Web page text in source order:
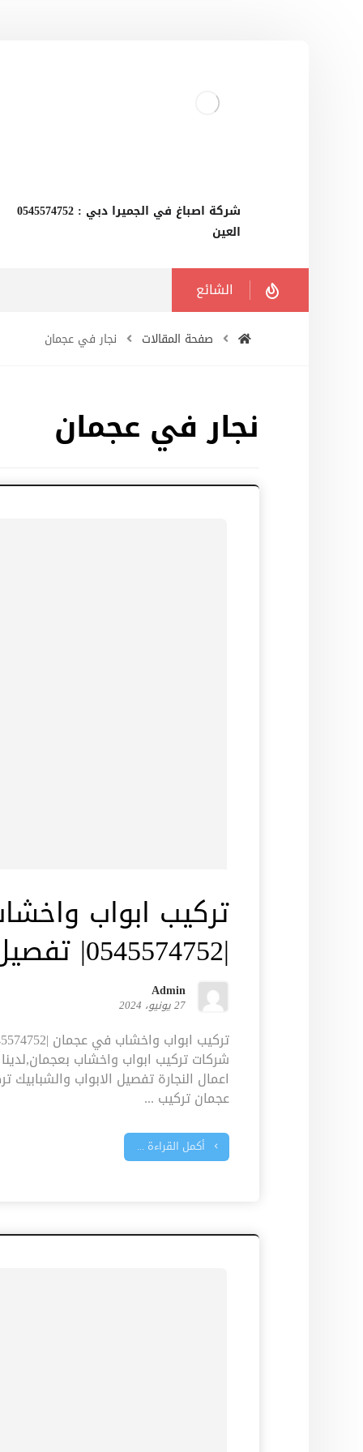
‫شركة اصباغ في الجميرا دبي : 0545574752
العين
الشائع
صفحة المقالات نجار في عجمان
نجار في عجمان
تركيب ابواب
|0545574752| تفصيل ابواب
Admin
27 يونيو، 2024
شركات تركيب ابواب واخشاب
اعمال النجارة تفصيل الابواب
عجمان تركيب ...
أكمل القراءة ...